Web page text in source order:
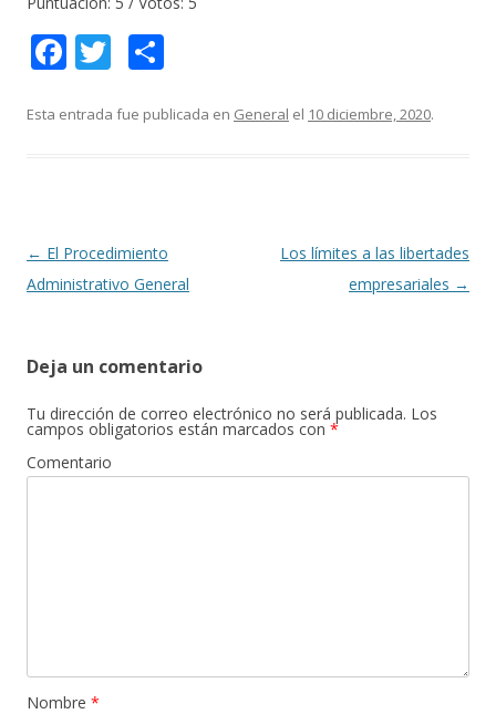
F
e
k
T
itt m
r
Esta entrada fue publicada en General el 10 diciembre, 2020.
Navegación
de
← El Procedimiento
Administrativo General
Los límites a las libertades
empresariales →
Deja un comentario
Tu dirección de correo electrónico no será publicada. Los
campos obligatorios están marcados con *
Comentario
Nombre *